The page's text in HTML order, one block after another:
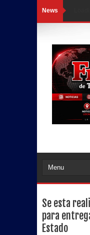
News
Se esta
para
Estado